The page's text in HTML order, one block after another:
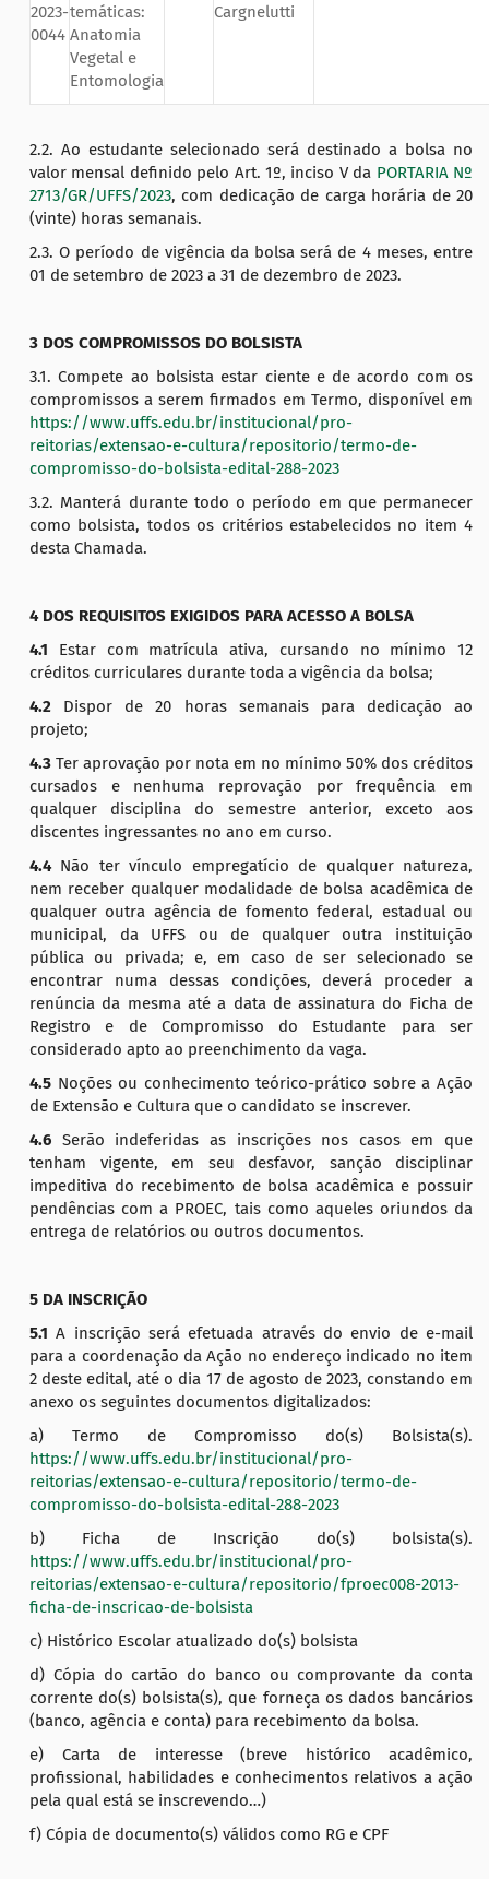
2023-
0044
temáticas:
Anatomia
Vegetal e
Entomologia
Cargnelutti
2.2. Ao estudante selecionado será destinado a bolsa no
valor mensal definido pelo Art. 1º, inciso V da PORTARIA Nº
2713/GR/UFFS/2023, com dedicação de carga horária de 20
(vinte) horas semanais.
2.3. O período de vigência da bolsa será de 4 meses, entre
01 de setembro de 2023 a 31 de dezembro de 2023.
3 DOS COMPROMISSOS DO BOLSISTA
3.1. Compete ao bolsista estar ciente e de acordo com os
compromissos a serem firmados em Termo, disponível em
https://www.uffs.edu.br/institucional/pro-
reitorias/extensao-e-cultura/repositorio/termo-de-
compromisso-do-bolsista-edital-288-2023
3.2. Manterá durante todo o período em que permanecer
como bolsista, todos os critérios estabelecidos no item 4
desta Chamada.
4DOS REQUISITOS EXIGIDOS PARA ACESSO A BOLSA
4.1 Estar com matrícula ativa, cursando no mínimo 12
créditos curriculares durante toda a vigência da bolsa;
4.2 Dispor de 20 horas semanais para dedicação ao
projeto;
4.3 Ter aprovação por nota em no mínimo 50% dos créditos
cursados e nenhuma reprovação por frequência em
qualquer disciplina do semestre anterior, exceto aos
discentes ingressantes no ano em curso.
4.4Não ter vínculo empregatício de qualquer natureza,
nem receber qualquer modalidade de bolsa acadêmica de
qualquer outra agência de fomento federal, estadual ou
municipal, da UFFS ou de qualquer outra instituição
pública ou privada; e, em caso de ser selecionado se
encontrar numa dessas condições, deverá proceder a
renúncia da mesma até a data de assinatura do Ficha de
Registro e de Compromisso do Estudante para ser
considerado apto ao preenchimento da vaga.
4.5 Noções ou conhecimento teórico-prático sobre a Ação
de Extensão e Cultura que o candidato se inscrever.
4.6 Serão indeferidas as inscrições nos casos em que
tenham vigente, em seu desfavor, sanção disciplinar
impeditiva do recebimento de bolsa acadêmica e possuir
pendências com a PROEC, tais como aqueles oriundos da
entrega de relatórios ou outros documentos.
5 DA INSCRIÇÃO
5.1 A inscrição será efetuada através do envio de e-mail
para a coordenação da Ação no endereço indicado no item
2 deste edital, até o dia 17 de agosto de 2023, constando em
anexo os seguintes documentos digitalizados:
a) Termo de Compromisso do(s) Bolsista(s).
https://www.uffs.edu.br/institucional/pro-
reitorias/extensao-e-cultura/repositorio/termo-de-
compromisso-do-bolsista-edital-288-2023
b) Ficha de Inscrição do(s) bolsista(s).
https://www.uffs.edu.br/institucional/pro-
reitorias/extensao-e-cultura/repositorio/fproec008-2013-
ficha-de-inscricao-de-bolsista
c) Histórico Escolar atualizado do(s) bolsista
d) Cópia do cartão do banco ou comprovante da conta
corrente do(s) bolsista(s), que forneça os dados bancários
(banco, agência e conta) para recebimento da bolsa.
e) Carta de interesse (breve histórico acadêmico,
profissional, habilidades e conhecimentos relativos a ação
pela qual está se inscrevendo…)
f) Cópia de documento(s) válidos como RG e CPF